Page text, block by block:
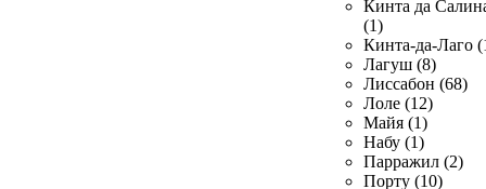
Кинта да
(1)
Кинта-да-Лаго
Лагуш (8)
Лиссабон (68)
Лоле (12)
Майя (1)
Набу (1)
Парражил (2)
Порту (10)